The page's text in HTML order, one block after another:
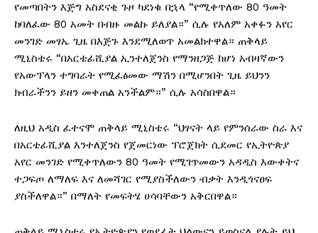
የመጣበትን እጅግ አስደናቂ ጉዞ ካደነቁ በኋላ “የሚቀጥለው 80 ዓመት
ከባለፈው 80 አመት በብዙ መልኩ ይለያል።” ሲሉ የአለም አቀፉን አየር
መንገድ መፃኤ ጊዜ በእጅጉ እንደሚለወጥ አመልክተዋል። ጠቅላይ
ሚኒስቴሩ “በአርቴፊሺያል ኢንተለጀንስ የማንዘጋጅ ከሆነ አብዛኛውን
የአውፕላን ተግባራት የሚፈፅመው ማሽን በሚሆንበት ጊዜ ይህንን
ክብራችንን ይዘን መቀጠል አንችልም።” ሲሉ አሳስበዋል።
ለዚህ አዲስ ፈተናሞ ጠቅላይ ሚኒስቴሩ “ህፃናት ላይ የምንሰራው ስራ እና
በአርቴፊሺያል እንተለጀንስ የጀመርነው ፕሮጀክት ሲደመር የኢትዮጵያ
አየር መንገድ የሚቀጥለውን 80 ዓመት የሚገጥመውን አዳዲስ እውቀትና
ተጋፍጦ ለማለፍ እና ለመሻገር የሚያስችለውን ብቃት እንዲጎናፀፍ
ያስችለዋል።” በማለት የመፍትሄ ሀሳባቸውን አቅርበዋል።